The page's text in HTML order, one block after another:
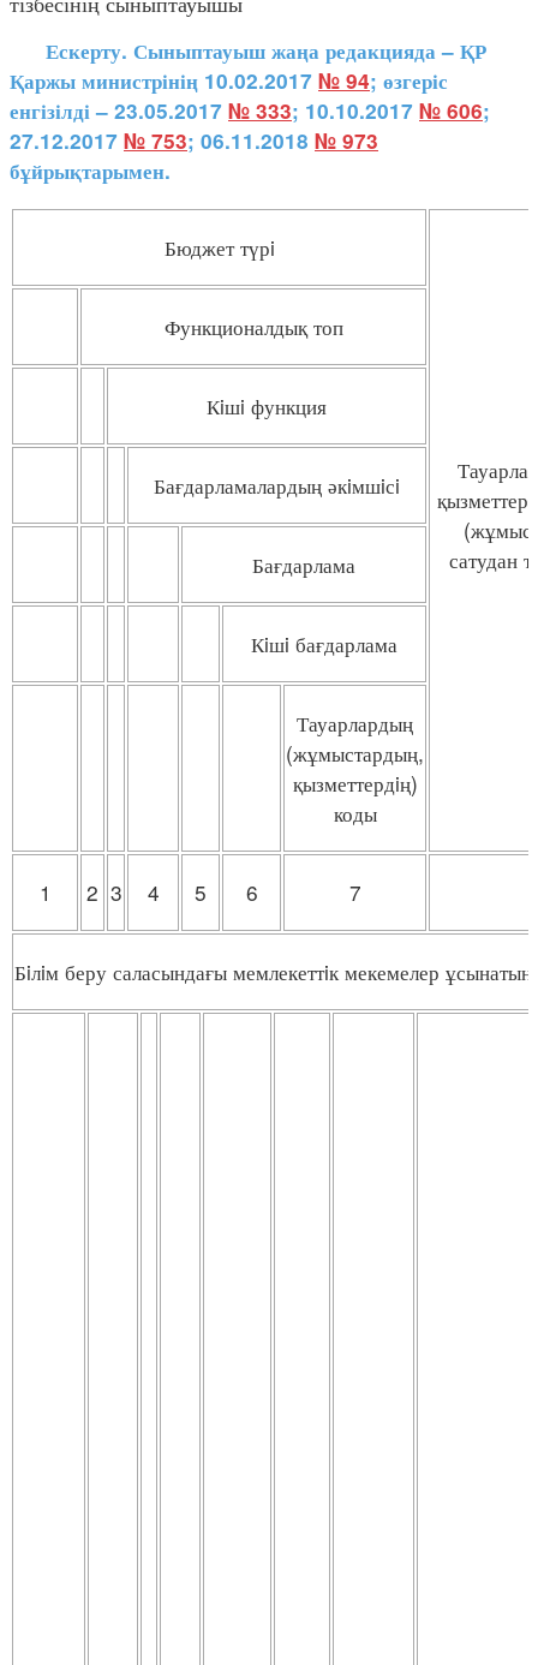
Ескерту. Сыныптауыш жаңа редакцияда – ҚР
Қаржы министрінің 10.02.2017 № 94; өзгеріс
енгізілді – 23.05.2017 № 333; 10.10.2017 № 606;
27.12.2017 № 753; 06.11.2018 № 973
бұйрықтарымен.
Бюджет түрi
сатудан
Функционалдық топ
Кiшi функция
Бағдарламалардың әкiмшiсi
Бағдарлама
Кiшi бағдарлама
Тауарлардың
(жұмыстардың,
қызметтердiң)
коды
1 2 3 4 5 6 7
Бiлiм беру саласындағы мемлекеттiк мекемелер ұсынатын